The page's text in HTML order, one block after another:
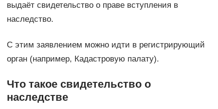
выдаёт свидетельство о праве вступления в
наследство.
С этим заявлением можно идти в регистрирующий
орган (например, Кадастровую палату).
Что такое свидетельство о
наследстве